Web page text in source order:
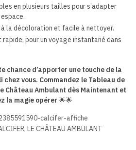
en plusieurs tailles pour s’adapter
à la décoloration et facile à nettoyer.
pour un voyage instantané dans
chance d’apporter une touche de la
chez vous. Commandez le Tableau de
Château Ambulant dès Maintenant et
la magie opérer 🌟🌟
calcifer-affiche
, LE CHÂTEAU AMBULANT